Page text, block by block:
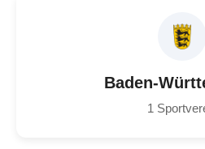
Baden-
1